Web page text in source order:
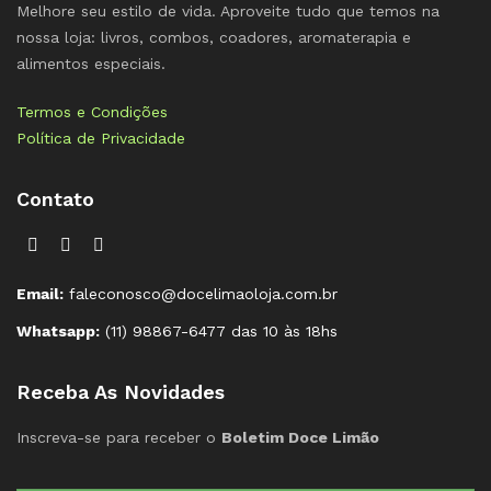
Melhore seu estilo de vida. Aproveite tudo que temos na
nossa loja: livros, combos, coadores, aromaterapia e
alimentos especiais.
Termos e Condições
Política de Privacidade
Contato
Email: faleconosco@docelimaoloja.com.br
Whatsapp: (11) 98867-6477 das 10 às 18hs
Receba As Novidades
Inscreva-se para receber o Boletim Doce Limão